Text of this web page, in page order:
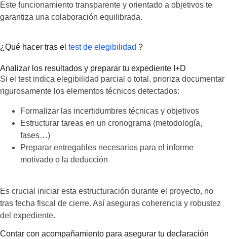
Este funcionamiento transparente y orientado a objetivos te
garantiza una colaboración equilibrada.
¿Qué hacer tras el test de elegibilidad ?
Analizar los resultados y preparar tu expediente I+D
Si el test indica elegibilidad parcial o total, prioriza documentar
rigurosamente los elementos técnicos detectados:
Formalizar las incertidumbres técnicas y objetivos
Estructurar tareas en un cronograma (metodología,
fases…)
Preparar entregables necesarios para el informe
motivado o la deducción
Es crucial iniciar esta estructuración durante el proyecto, no
tras fecha fiscal de cierre. Así aseguras coherencia y robustez
del expediente.
Contar con acompañamiento para asegurar tu declaración